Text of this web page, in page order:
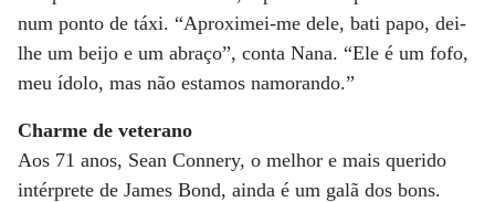
num ponto de táxi. “Aproximei-me dele, bati papo, dei-
lhe um beijo e um abraço”, conta Nana. “Ele é um fofo,
meu ídolo, mas não estamos namorando.”
Charme de veterano
Aos 71 anos, Sean Connery, o melhor e mais querido
intérprete de James Bond, ainda é um galã dos bons.